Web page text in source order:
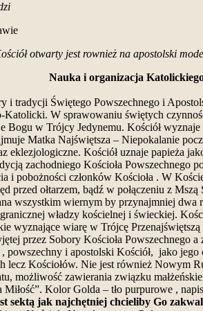
otwarty jest rownież na apostolski
Nauka i organizacja
i tradycji Świętego Powszechnego i
W sprawowaniu świętych
w Trójcy Jedynemu. Kościół
Matka Najświętsza – Niepokalanie
Kościół uznaje papieża
zachodniego Kościoła
i pobożności członków Kościoła . W
przed ołtarzem, bądź w połączeniu z
wszystkim wiernym by przynajmniej
władzy kościelnej i świeckiej.
wyznające wiarę w Trójcę
przez Sobory Kościoła
i apostolski Kościół, jako jego
Kościołów. Nie jest również Nowym
możliwość zawierania związku
Kolor Golda – tło purpurowe ,
sektą jak najchętniej chcieliby Go